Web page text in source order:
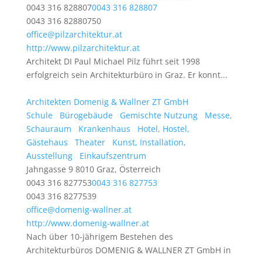
0043 316 8288070043 316 828807
0043 316 82880750
office@pilzarchitektur.at
http://www.pilzarchitektur.at
Architekt DI Paul Michael Pilz führt seit 1998
erfolgreich sein Architekturbüro in Graz. Er konnt...
Architekten Domenig & Wallner ZT GmbH
Schule
Bürogebäude Gemischte Nutzung
Messe,
Schauraum
Krankenhaus
Hotel, Hostel,
Gästehaus
Theater
Kunst, Installation,
Ausstellung
Einkaufszentrum
Jahngasse 9 8010 Graz, Österreich
0043 316 8277530043 316 827753
0043 316 8277539
office@domenig-wallner.at
http://www.domenig-wallner.at
Nach über 10-jährigem Bestehen des
Architekturbüros DOMENIG & WALLNER ZT GmbH in